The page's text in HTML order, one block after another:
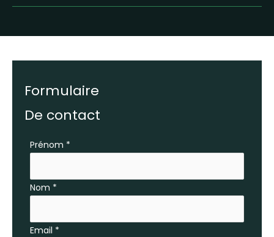
Formulaire
De contact
Formulaire
téléphone
Prénom *
Nom *
Email *